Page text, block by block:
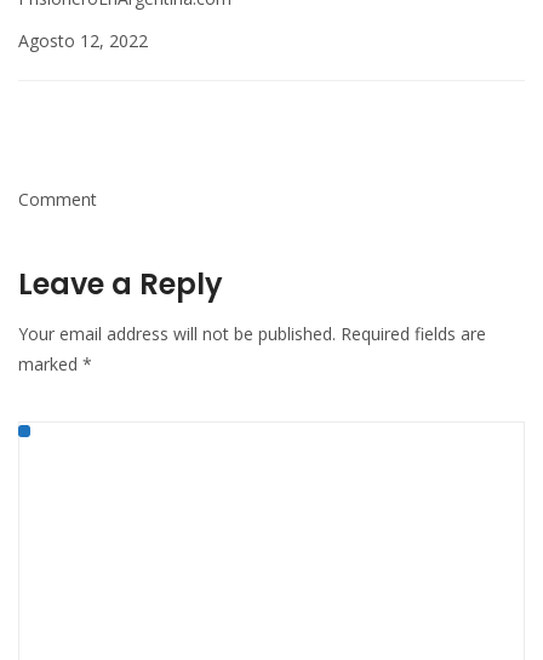
Agosto 12, 2022
Comment
Leave a Reply
Your email address will not be published. Required fields are
marked *